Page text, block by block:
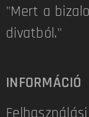
"Mert a
divatból."
INFORMÁCIÓ